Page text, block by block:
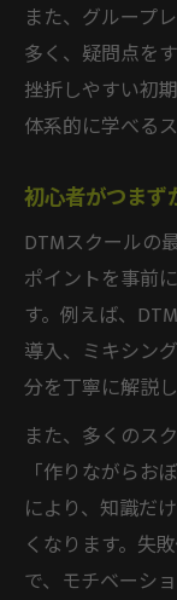
DTMス
初心者
DTM
DTM入
挫折しな
DTM
方
DTM挫
DTMス
DTM
仲間と
音楽制作
DTMス
また、グループ
多く、疑問点を
挫折しやすい初
体系的に学べる
初心者がつまず
DTMスクールの
ポイントを事前
す。例えば、
導入、ミキシン
分を丁寧に解説
また、多くのス
「作りながらお
により、知識だ
くなります。失
で、モチベーシ